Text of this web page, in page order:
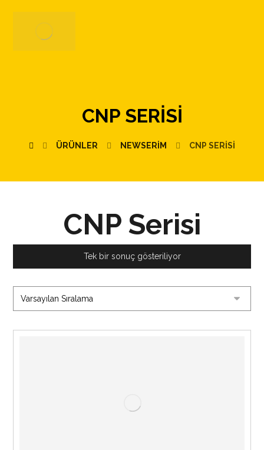
CNP SERISI
ÜRÜNLER NEWSERIM CNP SERISI
CNP Serisi
Tek bir sonuç gösteriliyor